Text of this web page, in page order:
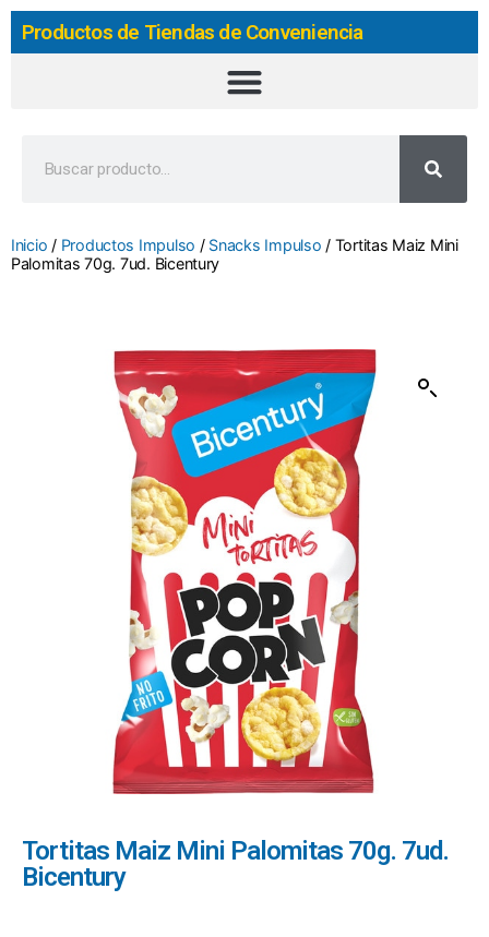
Productos de Tiendas de Conveniencia
Inicio / Productos Impulso / Snacks Impulso / Tortitas Maiz Mini
Palomitas 70g. 7ud. Bicentury
Tortitas Maiz Mini Palomitas 70g. 7ud.
Bicentury